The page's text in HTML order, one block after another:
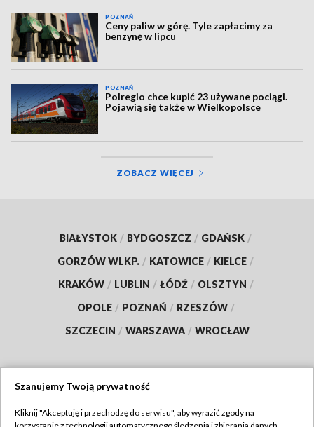
POZNAŃ
Ceny paliw w górę. Tyle zapłacimy za
benzynę w lipcu
POZNAŃ
Polregio chce kupić 23 używane pociągi.
Pojawią się także w Wielkopolsce
ZOBACZ WIĘCEJ
BIAŁYSTOK / BYDGOSZCZ / GDAŃSK /
GORZÓW WLKP. / KATOWICE / KIELCE /
KRAKÓW / LUBLIN / ŁÓDŹ / OLSZTYN /
OPOLE / POZNAŃ / RZESZÓW /
SZCZECIN / WARSZAWA / WROCŁAW
Szanujemy Twoją prywatność
Kliknij "Akceptuję i przechodzę do serwisu", aby wyrazić zgody na